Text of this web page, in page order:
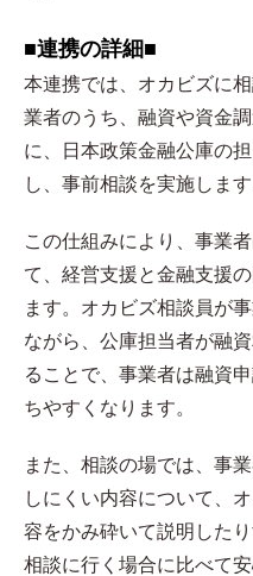
■連携の詳細■
本連携では、オカビズに
業者のうち、融資や資金
に、日本政策金融公庫の
し、事前相談を実施します
この仕組みにより、事業
て、経営支援と金融支援
ます。オカビズ相談員が
ながら、公庫担当者が融
ることで、事業者は融資
ちやすくなります。
また、相談の場では、事
しにくい内容について、
容をかみ砕いて説明した
相談に行く場合に比べて